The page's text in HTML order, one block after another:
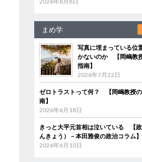
まめ学
写真に埋まっている位
かないのか 【岡嶋教
指南】
2026年7月22日
ゼロトラストって何？ 【岡嶋教授
南】
2026年6月18日
きっと大平元首相は泣いている 【
んきょう）－本田雅俊の政治コラム】
2026年6月10日